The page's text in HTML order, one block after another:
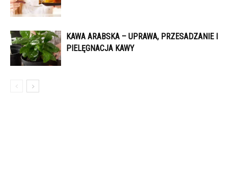
KAWA ARABSKA – UPRAWA, PRZESADZANIE I
PIELĘGNACJA KAWY